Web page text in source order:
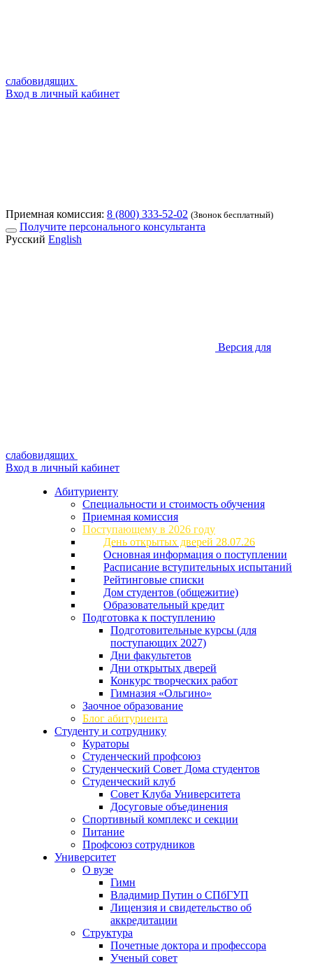
слабовидящих
Вход в личный кабинет
Приемная комиссия: 8 (800) 333-52-02 (Звонок бесплатный)
Получите персонального консультанта
Русский English
Версия для
слабовидящих
Вход в личный кабинет
Абитуриенту
Специальности и стоимость обучения
Приемная комиссия
Поступающему в 2026 году
День открытых дверей 28.07.26
Основная информация о поступлении
Расписание вступительных испытаний
Рейтинговые списки
Дом студентов (общежитие)
Образовательный кредит
Подготовка к поступлению
Подготовительные курсы (для
поступающих 2027)
Дни факультетов
Дни открытых дверей
Конкурс творческих работ
Гимназия «Ольгино»
Заочное образование
Блог абитуриента
Студенту и сотруднику
Кураторы
Студенческий профсоюз
Студенческий Совет Дома студентов
Студенческий клуб
Совет Клуба Университета
Досуговые объединения
Спортивный комплекс и секции
Питание
Профсоюз сотрудников
Университет
О вузе
Гимн
Владимир Путин о СПбГУП
Лицензия и свидетельство об
аккредитации
Структура
Почетные доктора и профессора
Ученый совет